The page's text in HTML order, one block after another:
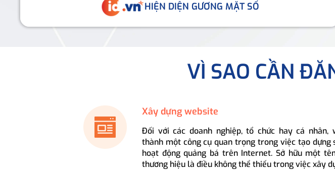
HIỆN DIỆN GƯƠNG MẶT SỐ
VÌ SAO CẦN
Xây dựng website
Đối với các doanh nghiệp, tổ chức hay cá nhân,
thành một công cụ quan trọng trong việc tạo dựng
hoạt động quảng bá trên Internet. Sở hữu một
thương hiệu là điều không thể thiếu trong việc xây